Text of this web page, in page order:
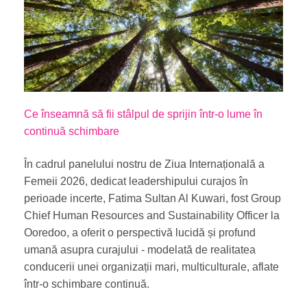
Ce înseamnă să fii stâlpul de sprijin într-o lume în
continuă schimbare
În cadrul panelului nostru de Ziua Internațională a
Femeii 2026, dedicat leadershipului curajos în
perioade incerte, Fatima Sultan Al Kuwari, fost Group
Chief Human Resources and Sustainability Officer la
Ooredoo, a oferit o perspectivă lucidă și profund
umană asupra curajului - modelată de realitatea
conducerii unei organizații mari, multiculturale, aflate
într-o schimbare continuă.